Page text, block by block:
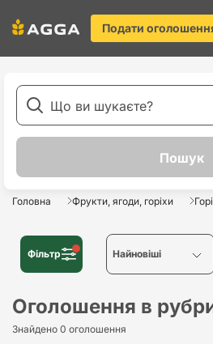
Подати
Головна Фрукти, ягоди, горіхи
Фільтр Найновіші
Найновіші
Оголошення в
Знайдено 0 оголошення